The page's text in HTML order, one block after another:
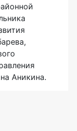
Аникина.